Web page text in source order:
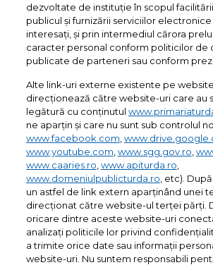
dezvoltate de instituție în scopul
publicul și furnizării serviciilor
interesați, și prin intermediul cărora
caracter personal conform politicilor de
publicate de parteneri sau conform
Alte link-uri externe existente pe
direcționează către website-uri care au
legătură cu conținutul
ne aparțin și care nu sunt sub controlul
www.facebook.com
www.youtube.com www.sgg.gov.ro
www.caaries.ro www.apiturda.ro
www.domeniulpublicturda.ro , etc).
un astfel de link extern aparținând unei
direcționat către website-ul terței părți.
oricare dintre aceste website-uri
analizați politicile lor privind
a trimite orice date sau informații
website-uri. Nu suntem responsabili